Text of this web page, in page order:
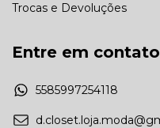
Trocas e Devoluções
Entre em contato
5585997254118